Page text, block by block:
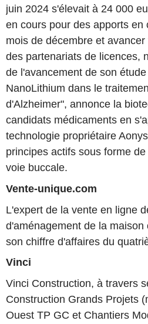
juin 2024 s'élevait à 24 000
en cours pour des apports en
mois de décembre et
des partenariats de licences,
de l'avancement de son
NanoLithium dans le
d'Alzheimer", annonce la
candidats médicaments en
technologie propriétaire
principes actifs sous forme
voie buccale.
Vente-unique.com
L'expert de la vente en ligne
d'aménagement de la
son chiffre d'affaires du
Vinci
Vinci Construction, à travers
Construction Grands Projets
Ouest TP GC et Chantiers